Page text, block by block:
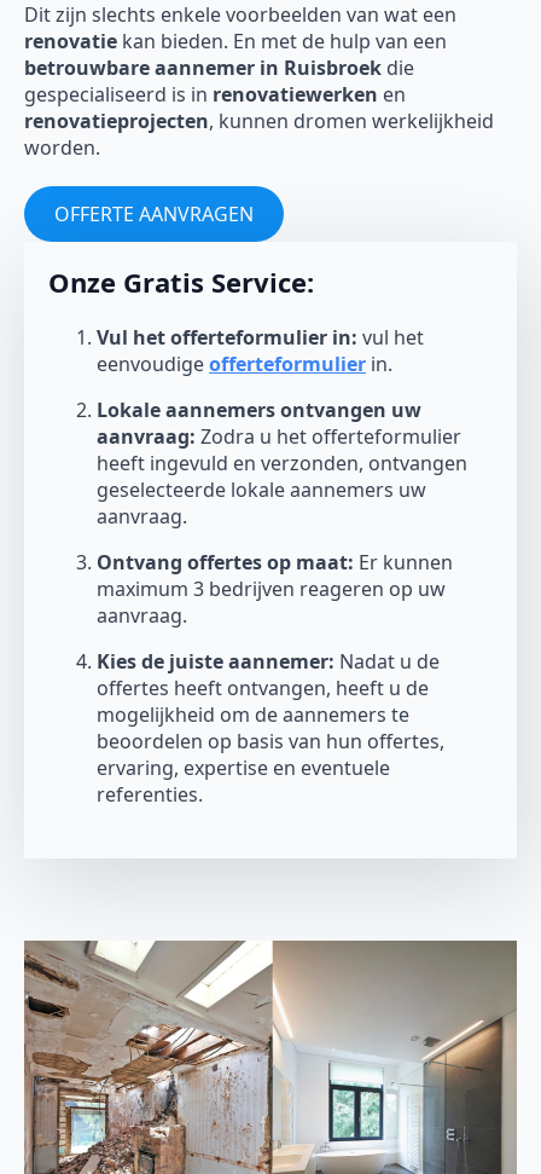
Dit zijn slechts enkele voorbeelden van wat een
renovatie kan bieden. En met de hulp van een
betrouwbare aannemer in Ruisbroek die
gespecialiseerd is in renovatiewerken en
renovatieprojecten, kunnen dromen werkelijkheid
worden.
OFFERTE AANVRAGEN
Onze Gratis Service:
Vul het offerteformulier in: vul het
eenvoudigeofferteformulier in.
Lokale aannemers ontvangen uw
aanvraag: Zodra u het offerteformulier
heeft ingevuld en verzonden, ontvangen
geselecteerde lokale aannemers uw
aanvraag.
Ontvang offertes op maat: Er kunnen
maximum 3 bedrijven reageren op uw
aanvraag.
Kies de juiste aannemer: Nadat u de
offertes heeft ontvangen, heeft u de
mogelijkheid om de aannemers te
beoordelen op basis van hun offertes,
ervaring, expertise en eventuele
referenties.